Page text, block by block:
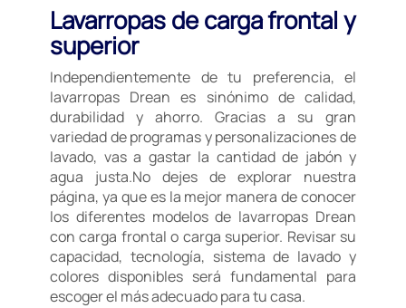
Lavarropas de carga frontal y
superior
Independientemente de tu preferencia, el
lavarropas Drean es sinónimo de calidad,
durabilidad y ahorro. Gracias a su gran
variedad de programas y personalizaciones de
lavado, vas a gastar la cantidad de jabón y
agua justa.No dejes de explorar nuestra
página, ya que es la mejor manera de conocer
los diferentes modelos de lavarropas Drean
con carga frontal o carga superior. Revisar su
capacidad, tecnología, sistema de lavado y
colores disponibles será fundamental para
escoger el más adecuado para tu casa.